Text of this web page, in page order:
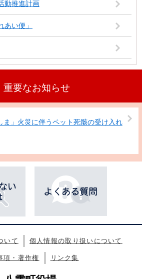
動推進計画
あい便」
重要なお知らせ
ま」火災に伴うペット死骸の受け入れ
いて 個人情報の取り扱いについて
項・著作権 リンク集